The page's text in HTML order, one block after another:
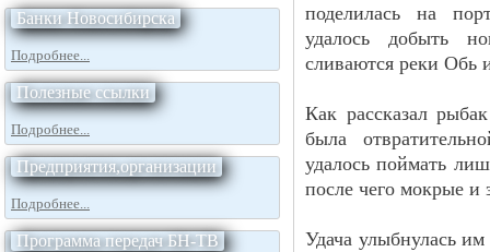
Банки Новосибирска
Подробнее...
Полезные ссылки
Подробнее...
Предприятия,организации
Подробнее...
Программа передач БН-ТВ
поделилась на
удалось добыть
сливаются реки Обь
Как рассказал
была
удалось поймать
после чего мокрые и
Удача улыбнулась